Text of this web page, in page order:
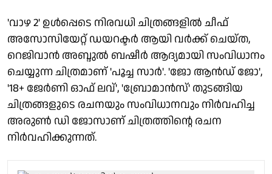
'വാഴ 2' ഉൾപ്പെടെ നിരവധി ചിത്രങ്ങളിൽ ചീഫ്
അസോസിയേറ്റ് ഡയറക്ടർ ആയി വർക്ക് ചെയ്‌ത,
റെജിവാൻ അബ്ദുൽ ബഷീർ ആദ്യമായി സംവിധാനം
ചെയ്യുന്ന ചിത്രമാണ് 'പൂച്ച സാർ'. 'ജോ ആൻഡ്‌ ജോ',
'18+ ജേർണി ഓഫ് ലവ്', 'ബ്രോമാൻസ്' തുടങ്ങിയ
ചിത്രങ്ങളുടെ രചനയും സംവിധാനവും നിർവഹിച്ച
അരുൺ ഡി ജോസാണ് ചിത്രത്തിന്റെ രചന
നിർവഹിക്കുന്നത്.